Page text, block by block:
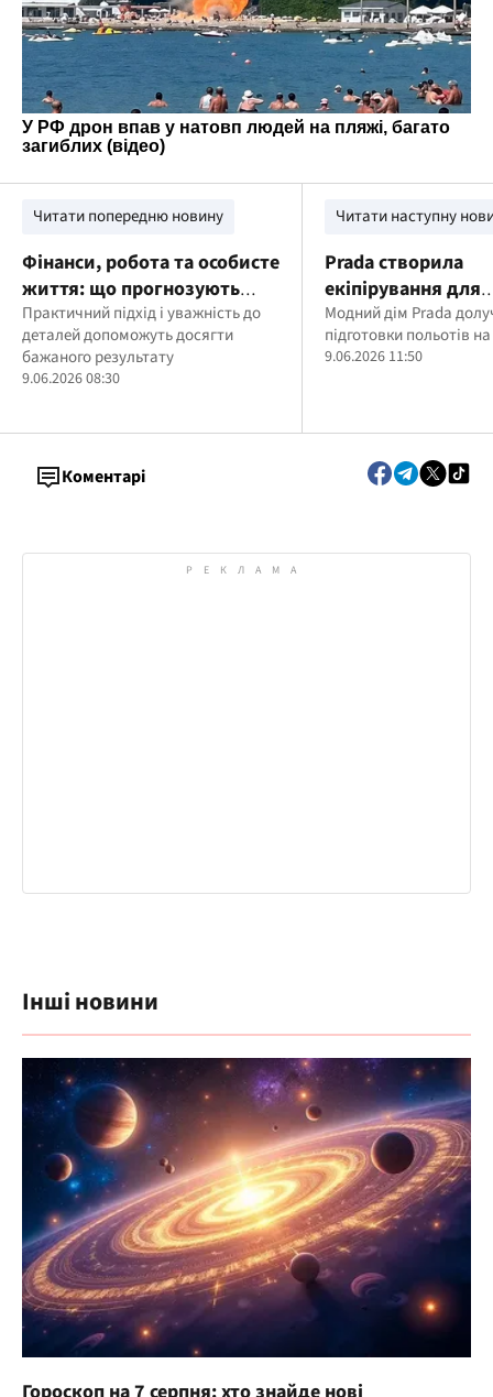
Читати попередню новину
Фінанси, робота та особисте
життя: що прогнозують
знакам Землі на 9 червня
Практичний підхід і уважність до
деталей допоможуть досягти
бажаного результату
9.06.2026 08:30
Читати наступну
Prada створила
екіпірування для
астронавтів NASA,
вирушать на
Модний дім Prada
підготовки польотів
9.06.2026 11:50
Коментарі
Інші новини